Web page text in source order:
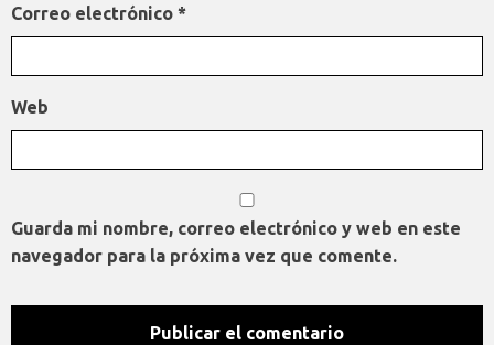
Correo electrónico *
Web
Guarda mi nombre, correo electrónico y web en este
navegador para la próxima vez que comente.